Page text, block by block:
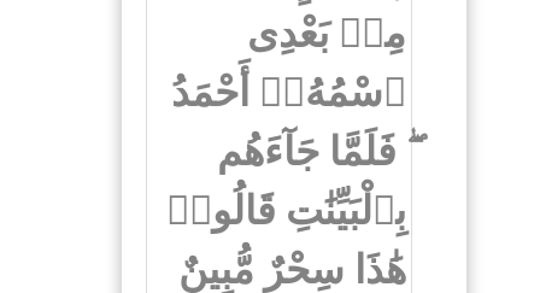
مِنۢ بَعْدِى
ٱسْمُهُۥٓ أَحْمَدُ
ۖ فَلَمَّا جَآءَهُم
بِٱلْبَيِّنَٰتِ قَالُوا۟
هَٰذَا سِحْرٌ مُّبِينٌ